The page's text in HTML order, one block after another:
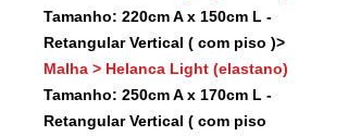
Tamanho: 220cm A x 150cm L -
Retangular Vertical ( com piso )>
Malha > Helanca Light (elastano)
Tamanho: 250cm A x 170cm L -
Retangular Vertical ( com piso